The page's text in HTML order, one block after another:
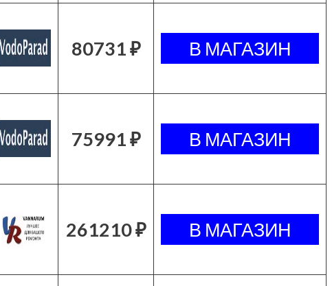
80731 ₽
75991 ₽
261210 ₽